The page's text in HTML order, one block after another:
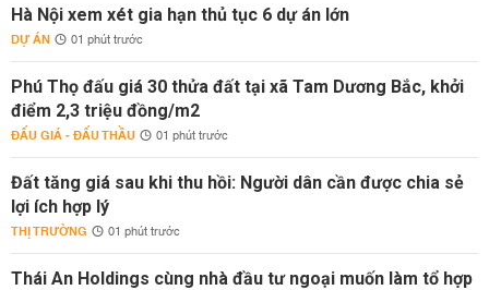
Hà Nội xem xét gia hạn thủ tục 6 dự án lớn
DỰ ÁN 01 phút trước
Phú Thọ đấu giá 30 thửa đất tại xã Tam Dương Bắc, khởi
điểm 2,3 triệu đồng/m2
ĐẤU GIÁ - ĐẤU THẦU 01 phút trước
Đất tăng giá sau khi thu hồi: Người dân cần được chia sẻ
lợi ích hợp lý
THỊ TRƯỜNG 01 phút trước
Thái An Holdings cùng nhà đầu tư ngoại muốn làm tổ hợp